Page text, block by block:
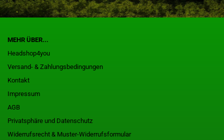
MEHR ÜBER...
Headshop4you
Versand- & Zahlungsbedingungen
Kontakt
Impressum
AGB
Privatsphäre und Datenschutz
Widerrufsrecht & Muster-Widerrufsformular